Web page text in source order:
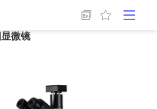
MTF12-QBD正置金相显微镜
微镜